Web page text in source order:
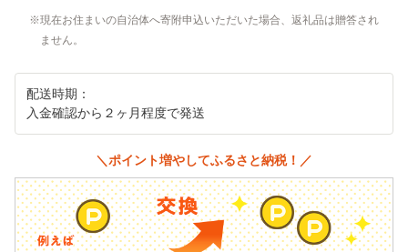
現在お住まいの自治体へ寄附申込いただいた場合、返礼品は贈答され
ません。
配送時期：
入金確認から２ヶ月程度で発送
＼ポイント増やしてふるさと納税！／